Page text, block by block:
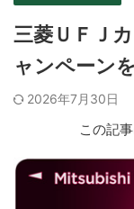
三菱ＵＦＪ
ャンペーン
2026年7月30日
この記